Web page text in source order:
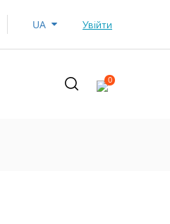
Увійти
0